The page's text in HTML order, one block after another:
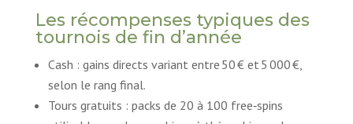
Les récompenses typiques des
tournois de fin d’année
Cash : gains directs variant entre 50 € et 5 000 €,
selon le rang final.
Tours gratuits : packs de 20 à 100 free‑spins